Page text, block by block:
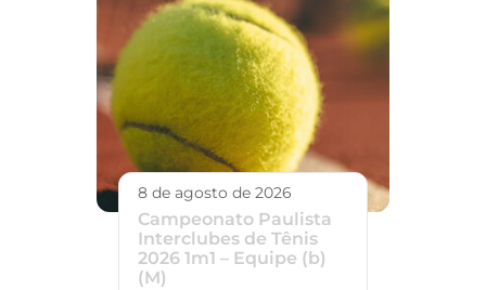
8 de agosto de 2026
Campeonato Paulista
Interclubes de Tênis
2026 1m1 – Equipe (b)
(M)